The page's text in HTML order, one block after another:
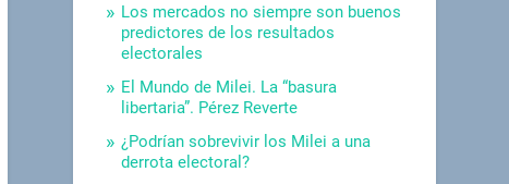
Los mercados no siempre son buenos
predictores de los resultados
electorales
El Mundo de Milei. La “basura
libertaria”. Pérez Reverte
¿Podrían sobrevivir los Milei a una
derrota electoral?